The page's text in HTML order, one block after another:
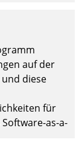
auf der
und diese
für
as-a-